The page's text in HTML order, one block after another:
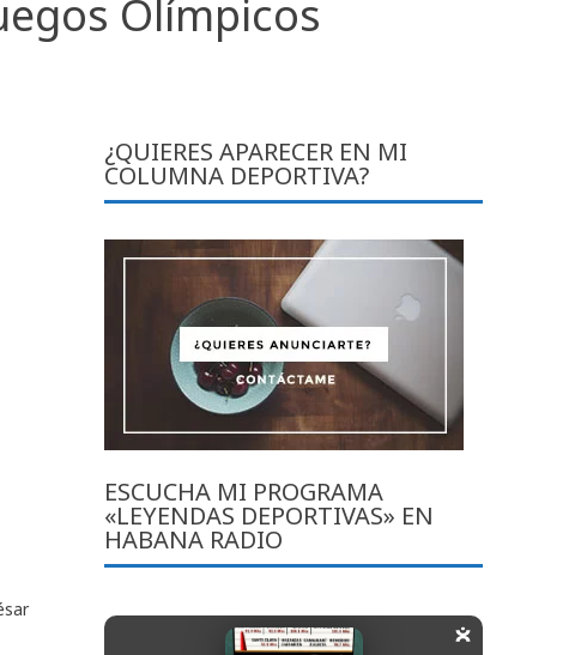
Olímpicos
¿QUIERES APARECER EN MI
COLUMNA DEPORTIVA?
ESCUCHA MI PROGRAMA
«LEYENDAS DEPORTIVAS» EN
HABANA RADIO